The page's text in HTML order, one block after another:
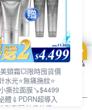
方式之詳情，及若您不希
設定，請參閱本網站「
隱私
示您同意本公司得按本網站使
頸霜💥限時囤貨價
水光⭐無痛撫紋⭐
撕拉面膜↘$4499
體💉PDRN超導入
到醫美級效果❗